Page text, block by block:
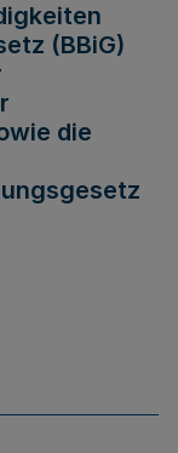
(BBiG)
die